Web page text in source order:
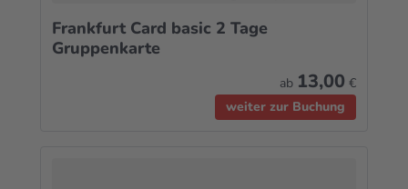
Frankfurt Card basic 2 Tage
Gruppenkarte
ab 13,00 €
weiter zur Buchung